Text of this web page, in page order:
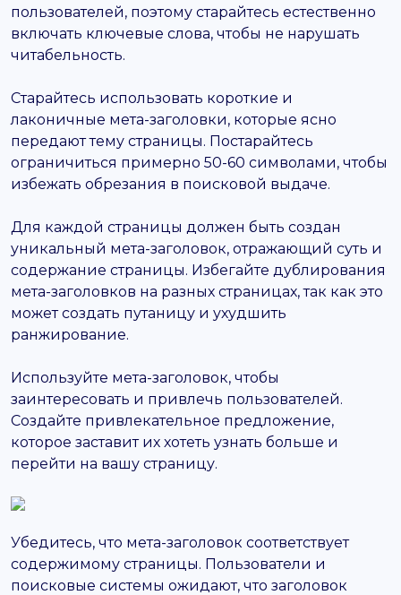
пользователей, поэтому старайтесь естественно
включать ключевые слова, чтобы не нарушать
читабельность.
Старайтесь использовать короткие и
лаконичные мета-заголовки, которые ясно
передают тему страницы. Постарайтесь
ограничиться примерно 50-60 символами, чтобы
избежать обрезания в поисковой выдаче.
Для каждой страницы должен быть создан
уникальный мета-заголовок, отражающий суть и
содержание страницы. Избегайте дублирования
мета-заголовков на разных страницах, так как это
может создать путаницу и ухудшить
ранжирование.
Используйте мета-заголовок, чтобы
заинтересовать и привлечь пользователей.
Создайте привлекательное предложение,
которое заставит их хотеть узнать больше и
перейти на вашу страницу.
Убедитесь, что мета-заголовок соответствует
содержимому страницы. Пользователи и
поисковые системы ожидают, что заголовок